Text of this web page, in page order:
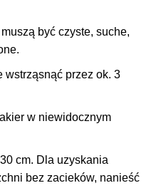
być czyste, suche,
wstrząsnąć przez ok. 3
w niewidocznym
cm. Dla uzyskania
bez zacieków, nanieść